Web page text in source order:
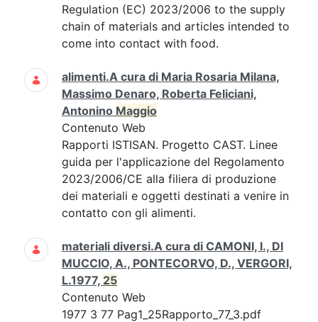
Regulation (EC) 2023/2006 to the supply
chain of materials and articles intended to
come into contact with food.
alimenti.A cura di Maria Rosaria Milana,
Massimo Denaro, Roberta Feliciani,
Antonino Maggio
Contenuto Web
Rapporti ISTISAN. Progetto CAST. Linee
guida per l'applicazione del Regolamento
2023/2006/CE alla filiera di produzione
dei materiali e oggetti destinati a venire in
contatto con gli alimenti.
materiali diversi.A cura di CAMONI, I., DI
MUCCIO, A., PONTECORVO, D., VERGORI,
L.1977, 25
Contenuto Web
1977 3 77 Pag1_25Rapporto_77_3.pdf